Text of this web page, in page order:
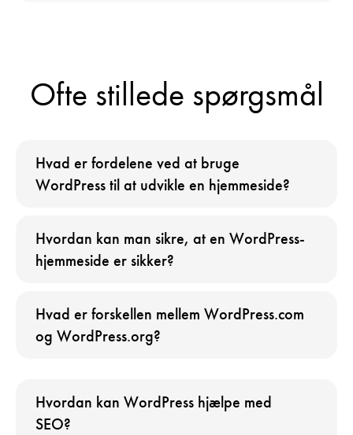
Ofte stillede spørgsmål
Hvad er fordelene ved at bruge
WordPress til at udvikle en hjemmeside?
Hvordan kan man sikre, at en WordPress-
hjemmeside er sikker?
Hvad er forskellen mellem WordPress.com
og WordPress.org?
Hvordan kan WordPress hjælpe med
SEO?